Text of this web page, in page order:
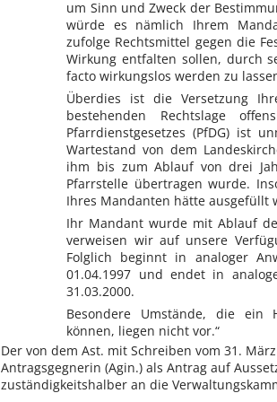
um Sinn und Zweck der
würde es nämlich Ihrem
zufolge Rechtsmittel gegen die
Wirkung entfalten sollen, durch
facto wirkungslos werden zu
Überdies ist die Versetzung
bestehenden Rechtslage
Pfarrdienstgesetzes (PfDG) ist
Wartestand von dem
ihm bis zum Ablauf von drei
Pfarrstelle übertragen wurde.
Ihres Mandanten hätte ausgefüllt
Ihr Mandant wurde mit Ablauf
verweisen wir auf unsere
Folglich beginnt in analoger
01.04.1997 und endet in
31.03.2000.
Besondere Umstände, die ein
können, liegen nicht vor.“
Der von dem Ast. mit Schreiben vom 31.
Antragsgegnerin (Agin.) als Antrag auf
zuständigkeitshalber an die